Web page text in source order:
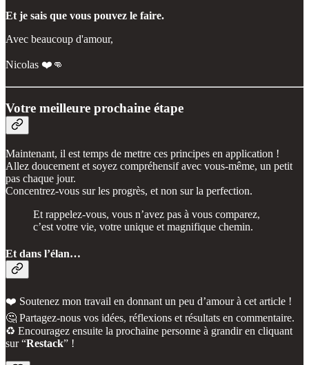
Et je sais que vous pouvez le faire.
Avec beaucoup d'amour,
Nicolas ❤️👊
Votre meilleure prochaine étape
Maintenant, il est temps de mettre ces principes en application !
Allez doucement et soyez compréhensif avec vous-même, un petit
pas chaque jour.
Concentrez-vous sur les progrès, et non sur la perfection.
Et rappelez-vous, vous n’avez pas à vous comparez,
c’est votre vie, votre unique et magnifique chemin.
Et dans l’élan…
❤️ Soutenez mon travail en donnant un peu d’amour à cet article !
🤔 Partagez-nous vos idées, réflexions et résultats en commentaire.
♻️ Encouragez ensuite la prochaine personne à grandir en cliquant
sur “Restack” !